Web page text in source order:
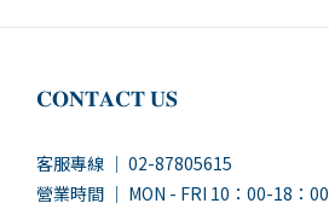
𝐂𝐎𝐍𝐓𝐀𝐂𝐓 𝐔𝐒
客服專線 ｜ 02-87805615
營業時間 ｜ MON - FRI 10：00-18：00